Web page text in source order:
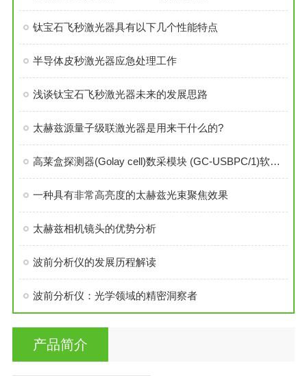
钛宝石飞秒激光器具有以下几个性能特点
半导体皮秒激光器应急处理工作
浅谈钛宝石飞秒激光器未来的发展思路
太赫兹源量子级联激光器是用来干什么的?
高莱盒探测器(Golay cell)数采模块 (GC‑USBPC/1)软件操作教程
一种具有非常高亮度的太赫兹光束聚焦效果
太赫兹相机镜头的优势分析
波前分析仪的发展历程解读
波前分析仪：光学领域的精密洞察者
产品简介